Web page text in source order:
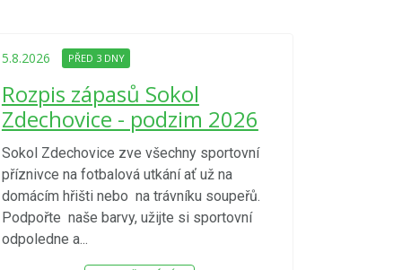
5.8.2026 PŘED 3 DNY
Rozpis zápasů Sokol
Zdechovice - podzim 2026
Sokol Zdechovice zve všechny sportovní
příznivce na fotbalová utkání ať už na
domácím hřišti nebo na trávníku soupeřů.
Podpořte naše barvy, užijte si sportovní
odpoledne a...